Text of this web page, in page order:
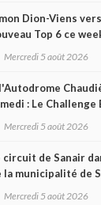
Dion-Viens
Top 6 ce
en série
Mercredi 5 août 2026
: Le Challenge
pourrait
Mercredi 5 août 2026
circuit de Sanair
la municipalité de
rayé de la carte !
Mercredi 5 août 2026